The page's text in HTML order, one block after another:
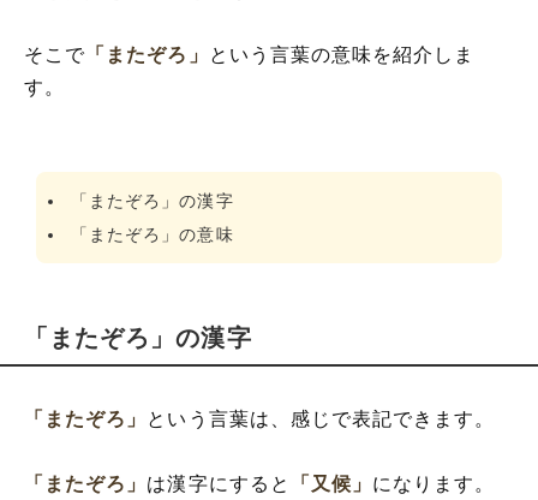
そこで 「またぞろ」
という言葉の意味を紹介しま
す。
「またぞろ」の漢字
「またぞろ」の意味
「またぞろ」の漢字
「またぞろ」 という言葉は、感じで表記できます。
「またぞろ」 は漢字にすると 「又候」 になります。